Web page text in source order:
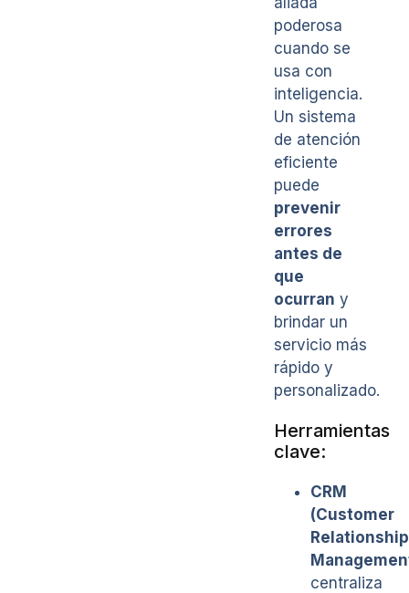
poderosa
cuando se
usa con
inteligencia.
Un sistema
de atención
eficiente
puede
prevenir
errores
antes de
que
ocurran y
brindar un
servicio más
rápido y
personalizado.
Herramientas
clave:
CRM
(Customer
Relationship
centraliza